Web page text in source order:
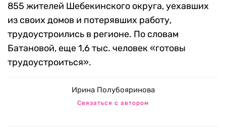
855 жителей Шебекинского округа, уехавших
из своих домов и потерявших работу,
трудоустроились в регионе. По словам
Батановой, еще 1,6 тыс. человек «готовы
трудоустроиться».
Ирина Полубояринова
Связаться с автором